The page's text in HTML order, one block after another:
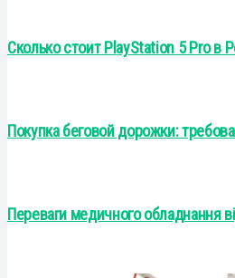
Сколько стоит PlayStation 5 Pro в
Покупка беговой дорожки:
Переваги медичного обладнання